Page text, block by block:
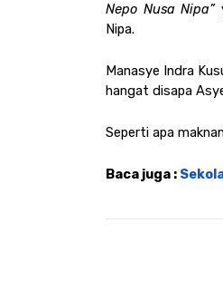
Nepo Nusa Nipa”
Nipa.
Manasye Indra
hangat disapa
Seperti apa
Baca juga :